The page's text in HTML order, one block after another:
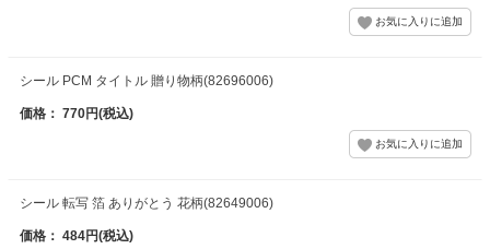
シール PCM タイトル 贈り物柄(82696006)
価格： 770円(税込)
シール 転写 箔 ありがとう 花柄(82649006)
価格： 484円(税込)